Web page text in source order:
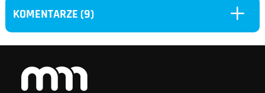
KOMENTARZE (9) L